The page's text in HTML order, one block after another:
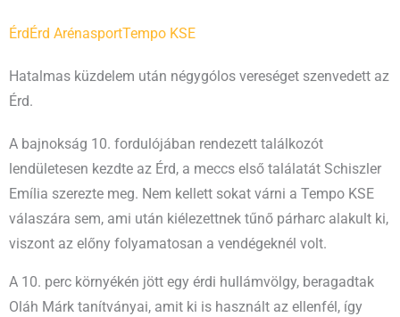
Érd Érd ArénasportTempo KSE
Hatalmas küzdelem után négygólos vereséget szenvedett az
Érd.
A bajnokság 10. fordulójában rendezett találkozót
lendületesen kezdte az Érd, a meccs első találatát Schiszler
Emília szerezte meg. Nem kellett sokat várni a Tempo KSE
válaszára sem, ami után kiélezettnek tűnő párharc alakult ki,
viszont az előny folyamatosan a vendégeknél volt.
A 10. perc környékén jött egy érdi hullámvölgy, beragadtak
Oláh Márk tanítványai, amit ki is használt az ellenfél, így